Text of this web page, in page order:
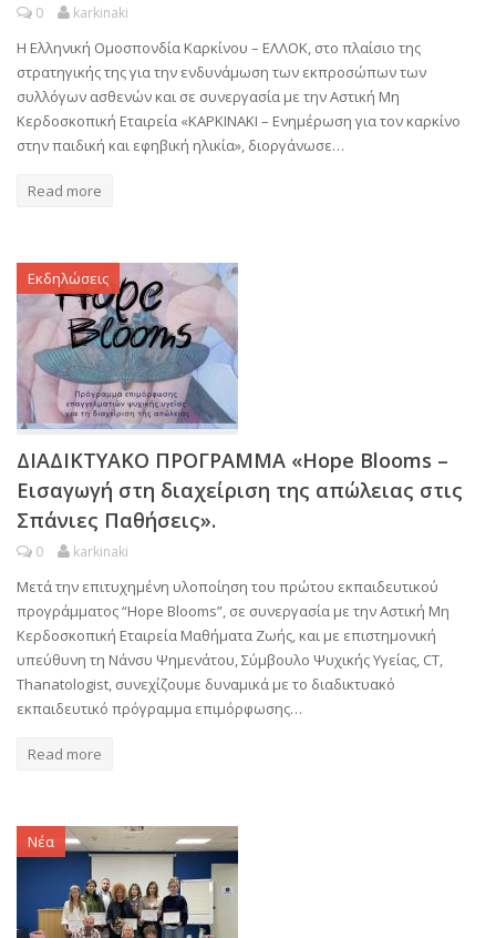
0 karkinaki
Η Ελληνική Ομοσπονδία Καρκίνου – ΕΛΛΟΚ, στο πλαίσιο της
στρατηγικής της για την ενδυνάμωση των εκπροσώπων των
συλλόγων ασθενών και σε συνεργασία με την Αστική Μη
Κερδοσκοπική Εταιρεία «ΚΑΡΚΙΝΑΚΙ – Ενημέρωση για τον καρκίνο
στην παιδική και εφηβική ηλικία», διοργάνωσε…
Read more
Εκδηλώσεις
ΔΙΑΔΙΚΤΥΑΚΟ ΠΡΟΓΡΑΜΜΑ «Hope Blooms –
Εισαγωγή στη διαχείριση της απώλειας στις
Σπάνιες Παθήσεις».
0 karkinaki
Μετά την επιτυχημένη υλοποίηση του πρώτου εκπαιδευτικού
προγράμματος “Hope Blooms”, σε συνεργασία με την Αστική Μη
Κερδοσκοπική Εταιρεία Μαθήματα Ζωής, και με επιστημονική
υπεύθυνη τη Νάνσυ Ψημενάτου, Σύμβουλο Ψυχικής Υγείας, CT,
Thanatologist, συνεχίζουμε δυναμικά με το διαδικτυακό
εκπαιδευτικό πρόγραμμα επιμόρφωσης…
Read more
Νέα